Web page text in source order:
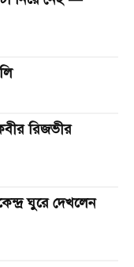
রিজভীর
ঘুরে দেখলেন